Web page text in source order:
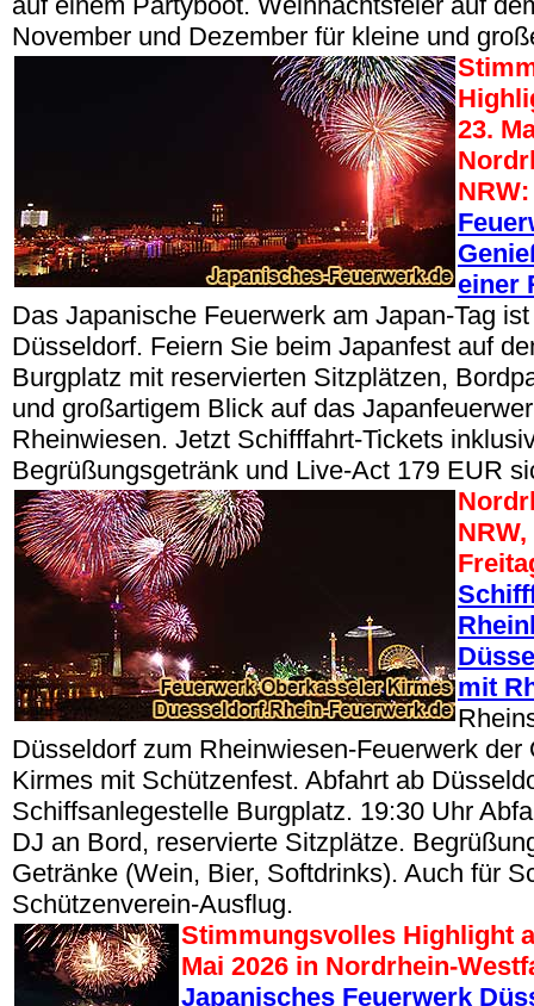
November und Dezember für kleine und
23.
NRW:
einer
Das Japanische Feuerwerk am Japan-Tag
Düsseldorf. Feiern Sie beim Japanfest auf
Burgplatz mit reservierten Sitzplätzen,
und großartigem Blick auf das
Rheinwiesen. Jetzt Schifffahrt-Tickets
Begrüßungsgetränk und Live-Act 179 EUR
mit
Düsseldorf zum Rheinwiesen-Feuerwerk der
Kirmes mit Schützenfest. Abfahrt ab
Schiffsanlegestelle Burgplatz. 19:30 Uhr
DJ an Bord, reservierte Sitzplätze.
Getränke (Wein, Bier, Softdrinks). Auch für
Schützenverein-Ausflug.
Stimmungsvolles Highlight
Mai 2026 in Nordrhein-
Japanisches Feuerwerk